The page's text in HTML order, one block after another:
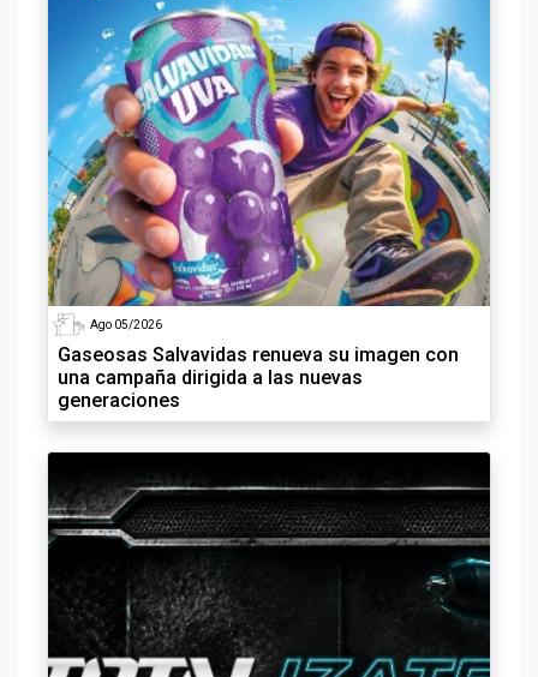
Ago 05/2026
Gaseosas Salvavidas renueva su imagen con
una campaña dirigida a las nuevas
generaciones